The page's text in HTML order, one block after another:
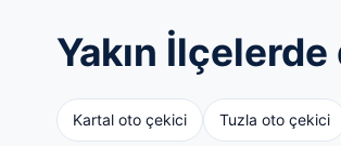
Yakın
Kartal oto çekici Tuzla oto çekici